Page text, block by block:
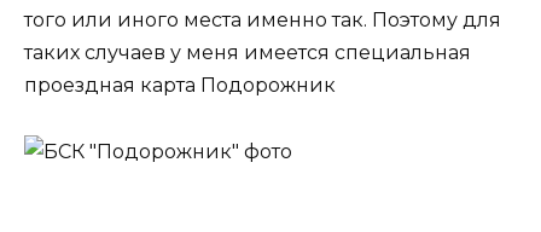
того или иного места именно так. Поэтому для
таких случаев у меня имеется специальная
проездная карта Подорожник